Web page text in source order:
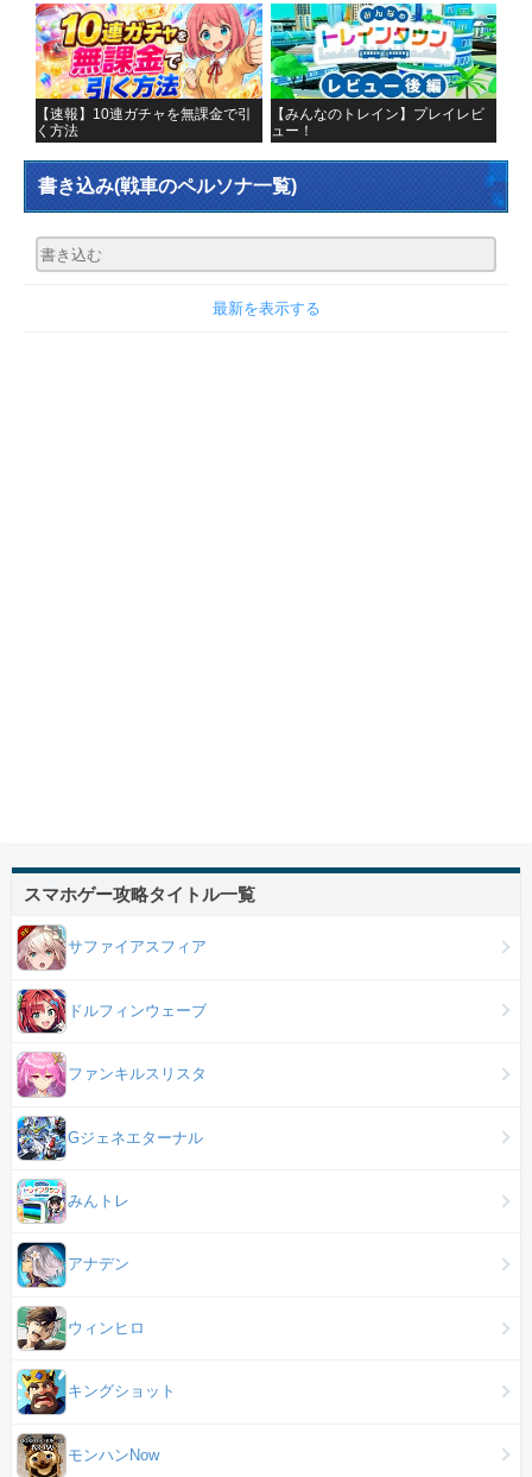
【速報】10連ガチャを無課金で引
く方法
【みんなのトレイン】プレイレビ
ュー！
書き込み(戦車のペルソナ一覧)
最新を表示する
スマホゲー攻略タイトル一覧
サファイアスフィア
ドルフィンウェーブ
ファンキルスリスタ
Gジェネエターナル
みんトレ
アナデン
ウィンヒロ
キングショット
モンハンNow